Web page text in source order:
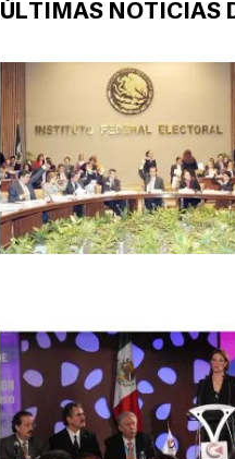
ÚLTIMAS NOTICIAS